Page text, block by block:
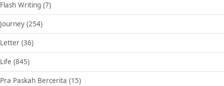
Flash Writing (7)
Journey (254)
Letter (36)
Life (845)
Pra Paskah Bercerita (15)